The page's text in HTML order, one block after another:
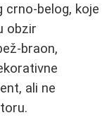
belog, koje
obzir
braon,
ali ne